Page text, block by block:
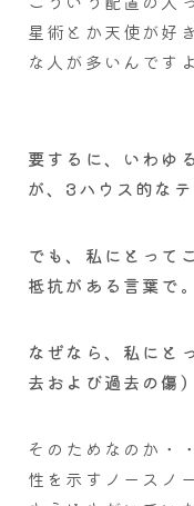
星術とか天使が好
な人が多いんです
要するに、いわゆ
が、3ハウス的なテ
でも、私にとって
抵抗がある言葉で。
なぜなら、私にと
去および過去の傷
そのためなのか・
性を示すノースノ